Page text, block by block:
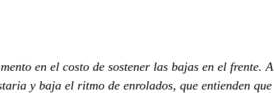
en el costo de sostener las bajas en el frente. A
y baja el ritmo de enrolados, que entienden que